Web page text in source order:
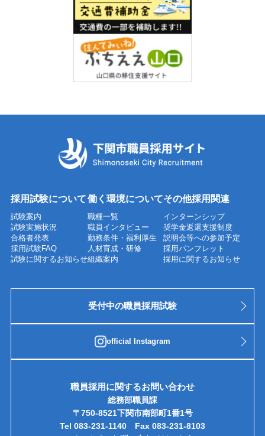
採用試験について
試験案内
試験実施状況
合格者発表
採用試験FAQ
試験に関するお知らせ
働く環境について
職種一覧
職員インタビュー
勤務条件・福利厚生
人材育成・研修
組織案内
その他採用関連
インターンシップ
奨学金返還支援制度
説明会等への参加予定
採用パンフレット
採用に関するお知らせ
受付中の職員採用試験
official Instagram
職員採用に関するお問い合わせ
総務部職員課
〒750-8521下関市南部町1番1号
Tel 083-231-1140 Fax 083-231-8103